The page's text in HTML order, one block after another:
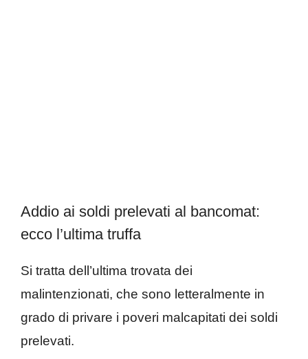
Addio ai soldi prelevati al bancomat:
ecco l’ultima truffa
Si tratta dell’ultima trovata dei
malintenzionati, che sono letteralmente in
grado di privare i poveri malcapitati dei soldi
prelevati.